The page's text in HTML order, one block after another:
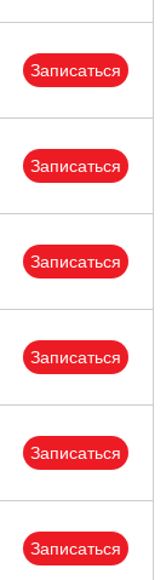
Записаться
Записаться
Записаться
Записаться
Записаться
Записаться